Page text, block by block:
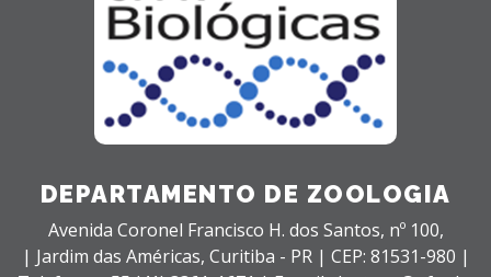
DEPARTAMENTO DE ZOOLOGIA
Avenida Coronel Francisco H. dos Santos, nº 100,
| Jardim das Américas, Curitiba - PR | CEP: 81531-980 |